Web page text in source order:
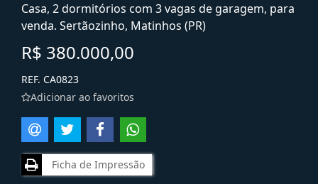
Casa, 2 dormitórios com 3 vagas de garagem, para
venda. Sertãozinho, Matinhos (PR)
R$ 380.000,00
REF. CA0823
Adicionar ao favoritos
Ficha de Impressão